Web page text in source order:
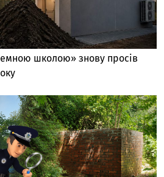
школою» знову просів